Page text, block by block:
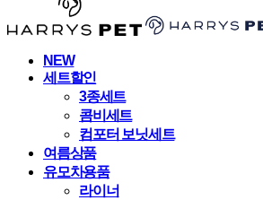
NEW
세트할인
3종세트
콤비세트
컴포터 보닛세트
여름상품
유모차용품
라이너